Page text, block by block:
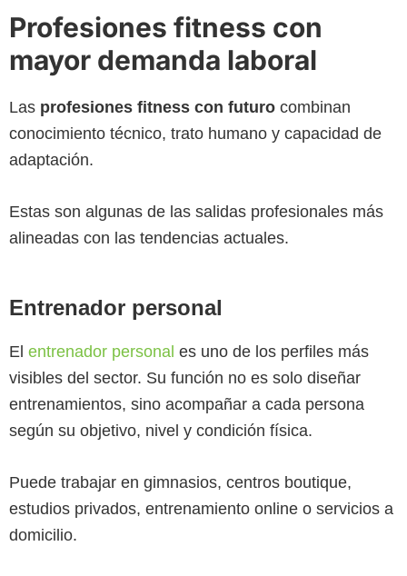
Profesiones fitness con
mayor demanda laboral
Las profesiones fitness con futuro combinan
conocimiento técnico, trato humano y capacidad de
adaptación.
Estas son algunas de las salidas profesionales más
alineadas con las tendencias actuales.
Entrenador personal
El entrenador personal es uno de los perfiles más
visibles del sector. Su función no es solo diseñar
entrenamientos, sino acompañar a cada persona
según su objetivo, nivel y condición física.
Puede trabajar en gimnasios, centros boutique,
estudios privados, entrenamiento online o servicios a
domicilio.